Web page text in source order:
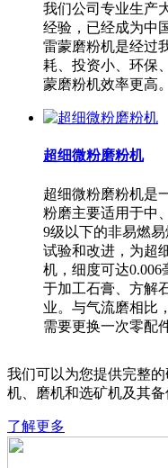
我们公司专业生产
经验，已经成为中
雷蒙磨粉机是经过
耗、投资小、环保
蒙磨粉机效率更高。
超细微粉磨粉机
超细微粉磨粉机是
粉磨主要适用于中
9级以下的非易燃
试验和改进，为超
机，细度可达
于加工石膏、方解
业。与气流磨相比
需要更换一次零配
我们可以为您提供完整
机、磨机和选矿机及其备
了解更多